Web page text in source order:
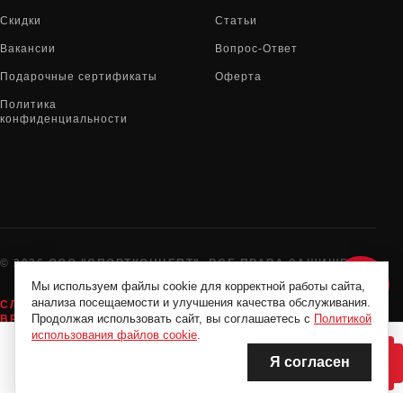
НЕТ В НАЛИЧИИ
НЕТ В НАЛИЧИИ
Скидки Статьи
Вакансии Вопрос-Ответ
Подарочные сертификаты Оферта
Политика
конфиденциальности
© 2026 ООО "СПОРТКОНЦЕПТ". ВСЕ ПРАВА ЗАЩИЩЕНЫ
СЛУЖБА ПОДДЕРЖКИ:8-800-775-72-05
ВРЕМЯ РАБОТЫ:
10:00 - 19:00 ЕЖЕДНЕВНО
Мы используем файлы cookie для корректной работы сайта,
анализа посещаемости и улучшения качества обслуживания.
Продолжая использовать сайт, вы соглашаетесь с Политикой
использования файлов cookie.
Я согласен